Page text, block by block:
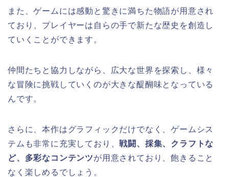
また、ゲームには感動と驚きに満ちた物語が用意され
ており、プレイヤーは自らの手で新たな歴史を創造し
ていくことができます。
仲間たちと協力しながら、広大な世界を探索し、様々
な冒険に挑戦していくのが大きな醍醐味となっている
んです。
さらに、本作はグラフィックだけでなく、ゲームシス
テムも非常に充実しており、戦闘、採集、クラフトな
ど、多彩なコンテンツが用意されており、飽きること
なく楽しめるでしょう。